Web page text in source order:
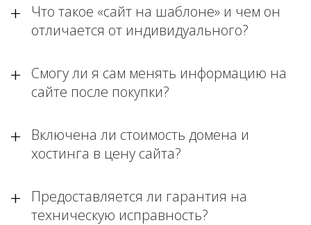
Что такое «сайт на шаблоне» и чем он
отличается от индивидуального?
Смогу ли я сам менять информацию на
сайте после покупки?
Включена ли стоимость домена и
хостинга в цену сайта?
Предоставляется ли гарантия на
техническую исправность?